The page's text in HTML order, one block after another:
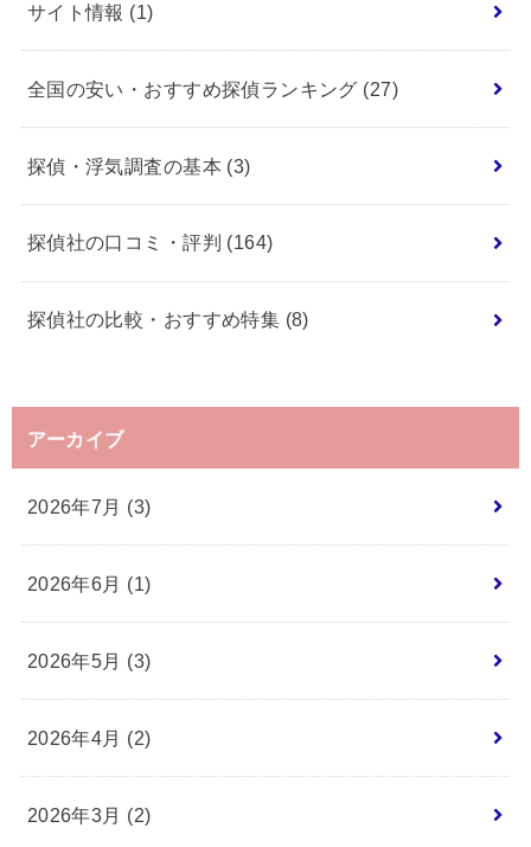
サイト情報 (1)
全国の安い・おすすめ探偵ランキング (27)
探偵・浮気調査の基本 (3)
探偵社の口コミ・評判 (164)
探偵社の比較・おすすめ特集 (8)
アーカイブ
2026年7月 (3)
2026年6月 (1)
2026年5月 (3)
2026年4月 (2)
2026年3月 (2)